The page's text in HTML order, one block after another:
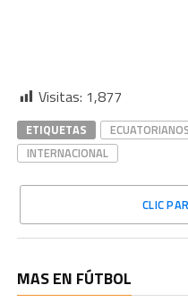
Visitas: 1,877
ETIQUETAS
INTERNACIONAL
CLIC
MAS EN FÚTBOL